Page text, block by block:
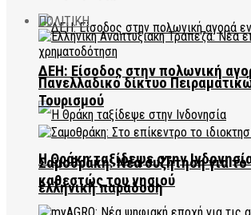
ΔΕΗ: Είσοδος στην πολωνική
Η Θράκη ταξίδεψε στην
ελληνική παράδοση
ΠΟΛΙΤΙΚΗ
Πανελλαδικό δίκτυο
Τουρισμού
Σαμοθράκη: Νέα συζήτηση για το
καθεστώς του νησιού